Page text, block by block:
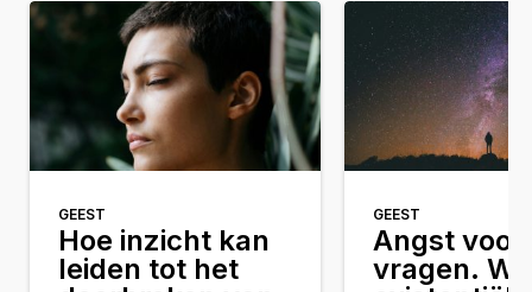
GEEST
Hoe inzicht kan
leiden tot het
GEEST
Angst voor
vragen.